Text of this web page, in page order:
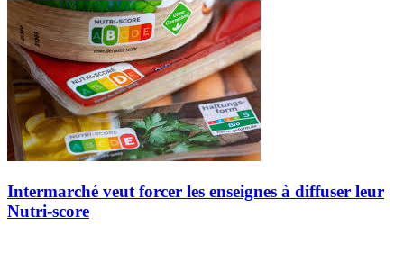
Intermarché veut forcer les enseignes à diffuser leur
Nutri-score